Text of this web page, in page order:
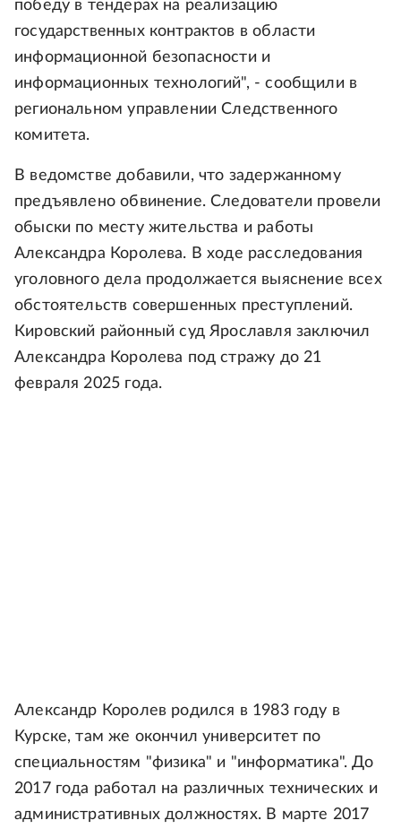
победу в тендерах на реализацию
государственных контрактов в области
информационной безопасности и
информационных технологий", - сообщили в
региональном управлении Следственного
комитета.
В ведомстве добавили, что задержанному
предъявлено обвинение. Следователи провели
обыски по месту жительства и работы
Александра Королева. В ходе расследования
уголовного дела продолжается выяснение всех
обстоятельств совершенных преступлений.
Кировский районный суд Ярославля заключил
Александра Королева под стражу до 21
февраля 2025 года.
Александр Королев родился в 1983 году в
Курске, там же окончил университет по
специальностям "физика" и "информатика". До
2017 года работал на различных технических и
административных должностях. В марте 2017